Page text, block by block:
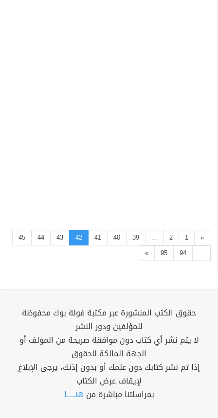
«
1
2
...
39
40
41
42
43
44
45
...
94
95
»
حقوق الكتب المنشورة عبر مكتبة فولة بوك محفوظة
للمؤلفين ودور النشر
لا يتم نشر أي كتاب دون موافقة صريحة من المؤلف أو
الجهة المالكة للحقوق
إذا تم نشر كتابك دون علمك أو بدون إذنك، يرجى الإبلاغ
لإيقاف عرض الكتاب
بمراسلتنا مباشرة من هنــــــا